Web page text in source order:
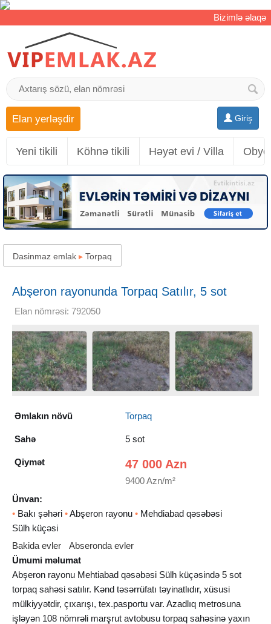
Bizimlə əlaqə
Giriş
Elan yerləşdir
Yeni tikili Köhnə tikili Həyət evi / Villa
Dasinmaz emlak ▸ Torpaq
Abşeron rayonunda Torpaq Satılır, 5 sot
Elan nömrəsi: 792050
Əmlakın növü Torpaq
Sahə 5 sot
Qiymət 47 000 Azn
9400 Azn/m²
Ünvan:
• Bakı şəhəri •Abşeron rayonu • Mehdiabad qəsəbəsi
Sülh küçəsi
Bakida evler
Abseronda evler
Ümumi məlumat
Abşeron rayonu Mehtiabad qəsəbəsi Sülh küçəsində 5 sot
torpaq sahəsi satılır. Kənd təsərrüfatı təyinatlıdır, xüsusi
mülkiyyətdir, çıxarışı, tex.pasportu var. Azadlıq metrosuna
işləyən 108 nömrəli marşrut avtobusu torpaq sahəsinə yaxın